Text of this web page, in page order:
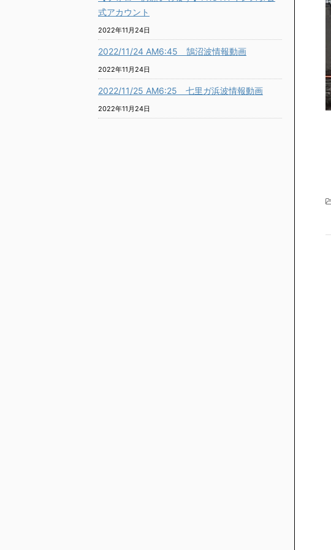
式アカウント
2022年11月24日
2022/11/24 AM6:45 鵠沼波情報動画
2022年11月24日
2022/11/25 AM6:25 七里ガ浜波情報動画
2022年11月24日